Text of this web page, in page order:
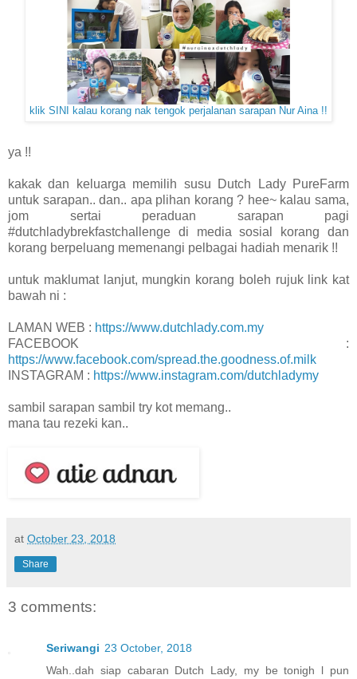
klik SINI kalau korang nak tengok perjalanan sarapan Nur Aina !!
ya !!
kakak dan keluarga memilih susu Dutch Lady PureFarm
untuk sarapan.. dan.. apa plihan korang ? hee~ kalau sama,
jom sertai peraduan sarapan pagi
#dutchladybrekfastchallenge di media sosial korang dan
korang berpeluang memenangi pelbagai hadiah menarik !!
untuk maklumat lanjut, mungkin korang boleh rujuk link kat
bawah ni :
LAMAN WEB : https://www.dutchlady.com.my
FACEBOOK :
https://www.facebook.com/spread.the.goodness.of.milk
INSTAGRAM : https://www.instagram.com/dutchladymy
sambil sarapan sambil try kot memang..
mana tau rezeki kan..
at October 23, 2018
Share
3 comments:
Seriwangi 23 October, 2018
Wah..dah siap cabaran Dutch Lady, my be tonigh l pun